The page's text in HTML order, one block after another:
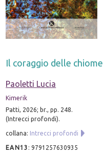
Il coraggio delle chiome
Paoletti Lucia
Kimerik
Patti, 2026; br., pp. 248.
(Intrecci profondi).
collana: Intrecci profondi
EAN13 :9791257630935